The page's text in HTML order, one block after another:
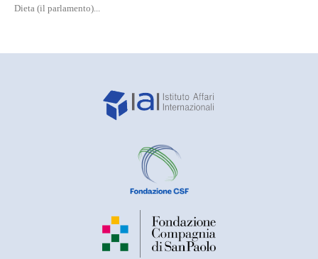
Dieta (il parlamento)...